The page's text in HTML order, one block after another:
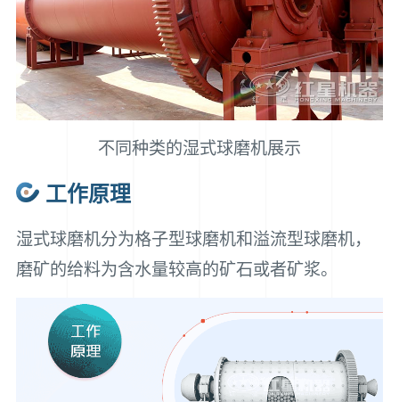
不同种类的湿式球磨机展示
工作原理
湿式球磨机分为格子型球磨机和溢流型球磨机，
磨矿的给料为含水量较高的矿石或者矿浆。